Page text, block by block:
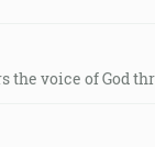
the voice of God